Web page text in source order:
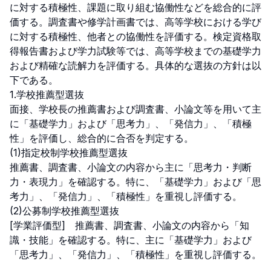
に対する積極性、課題に取り組む協働性などを総合的に評
価する。調査書や修学計画書では、高等学校における学び
に対する積極性、他者との協働性を評価する。検定資格取
得報告書および学力試験等では、高等学校までの基礎学力
および精確な読解力を評価する。具体的な選抜の方針は以
下である。
1.学校推薦型選抜
面接、学校長の推薦書および調査書、小論文等を用いて主
に「基礎学力」および「思考力」、「発信力」、「積極
性」を評価し、総合的に合否を判定する。
(1)指定校制学校推薦型選抜
推薦書、調査書、小論文の内容から主に「思考力・判断
力・表現力」を確認する。特に、「基礎学力」および「思
考力」、「発信力」、「積極性」を重視し評価する。
(2)公募制学校推薦型選抜
[学業評価型]　推薦書、調査書、小論文の内容から「知
識・技能」を確認する。特に、主に「基礎学力」および
「思考力」、「発信力」、「積極性」を重視し評価する。